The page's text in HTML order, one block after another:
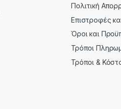
Πολιτική
Επιστροφές
Όροι και
Τρόποι
Τρόποι &